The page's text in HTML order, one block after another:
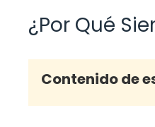
¿Por Qué
Contenido de